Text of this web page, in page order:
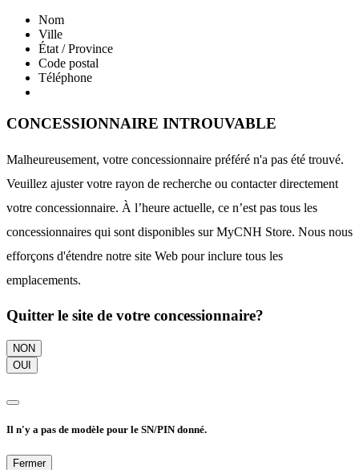
Nom
Ville
État / Province
Code postal
Téléphone
CONCESSIONNAIRE INTROUVABLE
Malheureusement, votre concessionnaire préféré n'a pas été trouvé.
Veuillez ajuster votre rayon de recherche ou contacter directement
votre concessionnaire. À l’heure actuelle, ce n’est pas tous les
concessionnaires qui sont disponibles sur MyCNH Store. Nous nous
efforçons d'étendre notre site Web pour inclure tous les
emplacements.
Quitter le site de votre concessionnaire?
NON
OUI
Il n'y a pas de modèle pour le SN/PIN donné.
Fermer